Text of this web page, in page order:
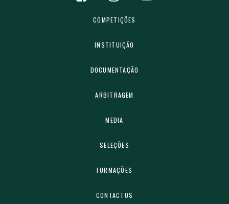
COMPETIÇÕES
INSTITUIÇÃO
DOCUMENTAÇÃO
ARBITRAGEM
MEDIA
SELEÇÕES
FORMAÇÕES
CONTACTOS